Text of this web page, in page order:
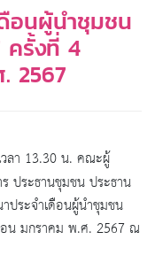
อนผู้นำชุมชน
ครั้งที่ 4
2567
ลา 13.30 น. คณะผู้
ประธานชุมชน ประธาน
ประจำเดือนผู้นำชุมชน
น มกราคม พ.ศ. 2567 ณ